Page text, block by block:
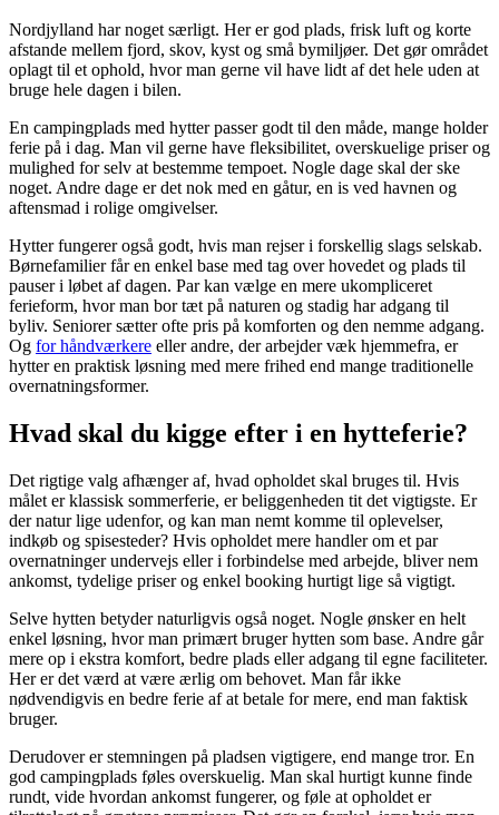
Nordjylland har noget særligt. Her er god plads, frisk luft og korte
afstande mellem fjord, skov, kyst og små bymiljøer. Det gør området
oplagt til et ophold, hvor man gerne vil have lidt af det hele uden at
bruge hele dagen i bilen.
En campingplads med hytter passer godt til den måde, mange holder
ferie på i dag. Man vil gerne have fleksibilitet, overskuelige priser og
mulighed for selv at bestemme tempoet. Nogle dage skal der ske
noget. Andre dage er det nok med en gåtur, en is ved havnen og
aftensmad i rolige omgivelser.
Hytter fungerer også godt, hvis man rejser i forskellig slags selskab.
Børnefamilier får en enkel base med tag over hovedet og plads til
pauser i løbet af dagen. Par kan vælge en mere ukompliceret
ferieform, hvor man bor tæt på naturen og stadig har adgang til
byliv. Seniorer sætter ofte pris på komforten og den nemme adgang.
Og for håndværkere eller andre, der arbejder væk hjemmefra, er
hytter en praktisk løsning med mere frihed end mange traditionelle
overnatningsformer.
Hvad skal du kigge efter i en hytteferie?
Det rigtige valg afhænger af, hvad opholdet skal bruges til. Hvis
målet er klassisk sommerferie, er beliggenheden tit det vigtigste. Er
der natur lige udenfor, og kan man nemt komme til oplevelser,
indkøb og spisesteder? Hvis opholdet mere handler om et par
overnatninger undervejs eller i forbindelse med arbejde, bliver nem
ankomst, tydelige priser og enkel booking hurtigt lige så vigtigt.
Selve hytten betyder naturligvis også noget. Nogle ønsker en helt
enkel løsning, hvor man primært bruger hytten som base. Andre går
mere op i ekstra komfort, bedre plads eller adgang til egne faciliteter.
Her er det værd at være ærlig om behovet. Man får ikke
nødvendigvis en bedre ferie af at betale for mere, end man faktisk
bruger.
Derudover er stemningen på pladsen vigtigere, end mange tror. En
god campingplads føles overskuelig. Man skal hurtigt kunne finde
rundt, vide hvordan ankomst fungerer, og føle at opholdet er